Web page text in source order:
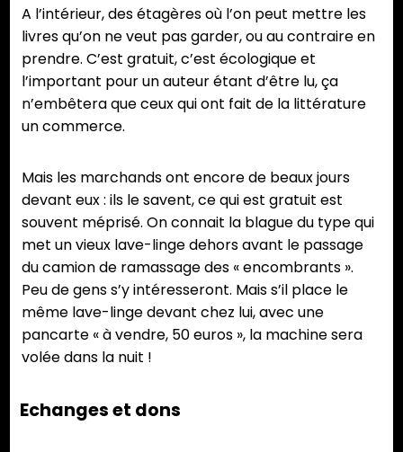
A l’intérieur, des étagères où l’on peut mettre les
livres qu’on ne veut pas garder, ou au contraire en
prendre. C’est gratuit, c’est écologique et
l’important pour un auteur étant d’être lu, ça
n’embêtera que ceux qui ont fait de la littérature
un commerce.
Mais les marchands ont encore de beaux jours
devant eux : ils le savent, ce qui est gratuit est
souvent méprisé. On connait la blague du type qui
met un vieux lave-linge dehors avant le passage
du camion de ramassage des « encombrants ».
Peu de gens s’y intéresseront. Mais s’il place le
même lave-linge devant chez lui, avec une
pancarte « à vendre, 50 euros », la machine sera
volée dans la nuit !
Echanges et dons